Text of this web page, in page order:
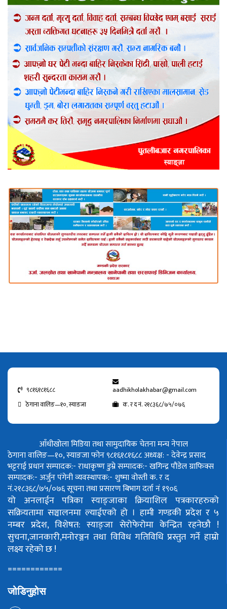
९८१६१८१६८८
aadhikholakhabar@gmail.com
ठेगाना वालिङ—१०, स्याङजा
क. र द नं. २१८३६८/७५/०७६
आँधीखोला मिडिया तथा सामुदायिक चेतना मन्च नेपाल
ठेगाना वालिङ—१०, स्याङजा फोन ९८१६१८१६८८अध्यक्ष: - देवेन्द्र प्रसाद
भट्टराईप्रधान सम्पादक:- राधाकृष्ण डुम्रेसम्पादक:- खगिन्द्र पौडेलग्राफिक्स
सम्पादक:- अर्जुन पंगेनीव्यवस्थापक:- शुष्मा वोस्तीक. र द
नं.२१८३६८/७५/०७६सूचना तथा प्रसारण बिभाग दर्ता नं १९०६
यो अनलाईन पत्रिका स्याङ्जाका क्रियाशिल पत्रकारहरुको
सक्रियतामा सञ्चालनमा ल्याईएको हो । हामी गण्डकी प्रदेश र ५
नम्बर प्रदेश, विशेषत: स्याङ्जा सेरोफेरोमा केन्द्रित रहनेछौ !
सुचना,जानकारी,मनोरञ्जन तथा विविध गतिविधि प्रस्तुत गर्ने हाम्रो
लक्ष्य रहेको छ !
============
जोडिनुहोस